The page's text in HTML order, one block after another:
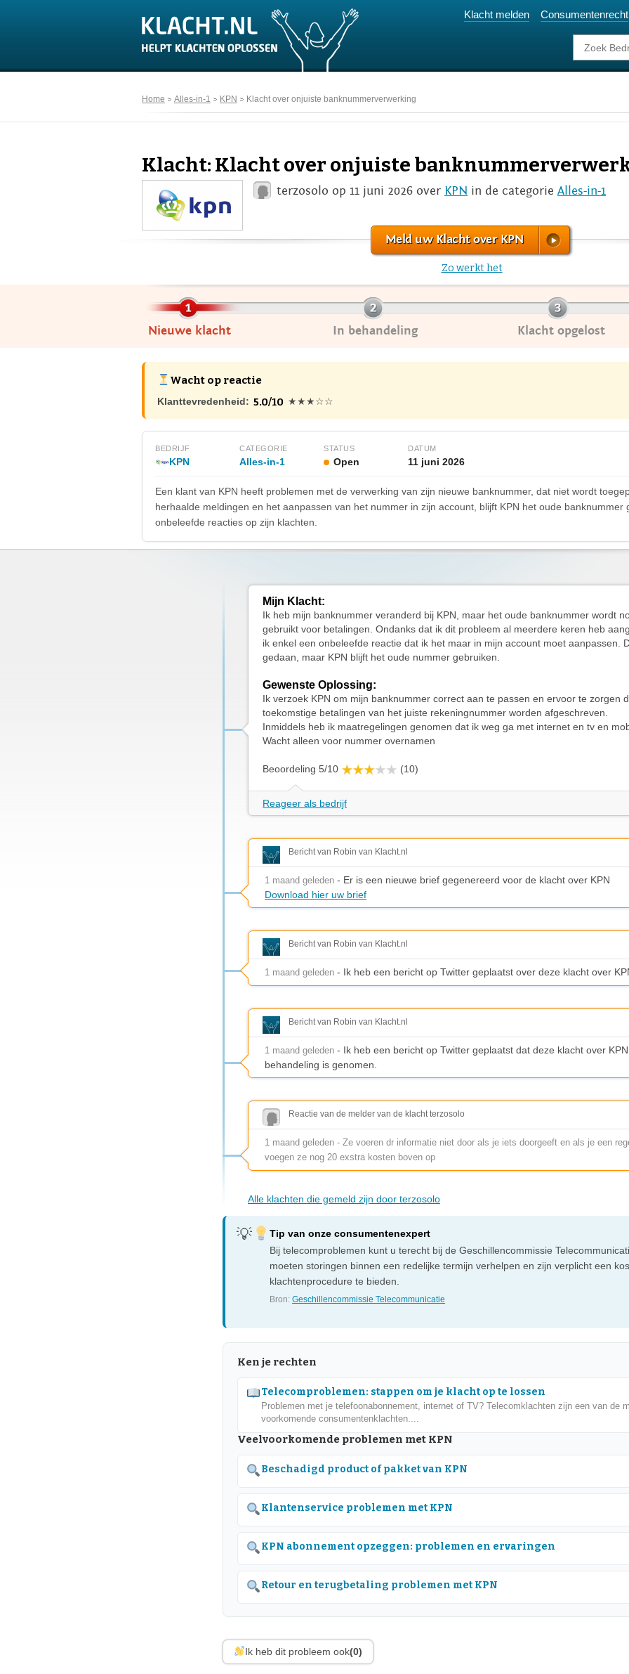
Klacht melden Consumentenrecht
Home Alles-in-1 KPN Klacht over onjuiste banknummerverwerking
Klacht: Klacht over onjuiste
terzosolo op 11 juni 2026 over KPN in de categorie Alles-in-1
Meld uw Klacht over KPN
Zo werkt het
Nieuwe klacht In behandeling Klacht opgelost
Wacht op reactie
Klanttevredenheid: 5.0/10 ★★★☆☆
BEDRIJF
KPN
CATEGORIE
Alles-in-1
STATUS
Open
DATUM
11 juni 2026
Een klant van KPN heeft problemen met de verwerking van zijn nieuwe banknummer, dat niet wordt
herhaalde meldingen en het aanpassen van het nummer in zijn account, blijft KPN het oude banknummer
onbeleefde reacties op zijn klachten.
Mijn Klacht:
Ik heb mijn banknummer veranderd bij KPN, maar het oude banknummer wordt
gebruikt voor betalingen. Ondanks dat ik dit probleem al meerdere keren heb
ik enkel een onbeleefde reactie dat ik het maar in mijn account moet aanpassen.
gedaan, maar KPN blijft het oude nummer gebruiken.
Gewenste Oplossing:
Ik verzoek KPN om mijn banknummer correct aan te passen en ervoor te zorgen
toekomstige betalingen van het juiste rekeningnummer worden afgeschreven.
Inmiddels heb ik maatregelingen genomen dat ik weg ga met internet en tv en
Wacht alleen voor nummer overnamen
Beoordeling 5/10 (10)
Reageer als bedrijf
Bericht van Robin van Klacht.nl
1 maand geleden - Er is een nieuwe brief gegenereerd voor de klacht over KPN
Download hier uw brief
Bericht van Robin van Klacht.nl
1 maand geleden - Ik heb een bericht op Twitter geplaatst over deze klacht over
Bericht van Robin van Klacht.nl
1 maand geleden - Ik heb een bericht op Twitter geplaatst dat deze klacht over
behandeling is genomen.
Reactie van de melder van de klacht terzosolo
1 maand geleden - Ze voeren dr informatie niet door als je iets doorgeeft en als je een
voegen ze nog 20 exstra kosten boven op
Alle klachten die gemeld zijn door terzosolo
Tip van onze consumentenexpert
Bij telecomproblemen kunt u terecht bij de Geschillencommissie
moeten storingen binnen een redelijke termijn verhelpen en zijn verplicht een
klachtenprocedure te bieden.
Bron:Geschillencommissie Telecommunicatie
Ken je rechten
Telecomproblemen: stappen om je klacht op te lossen
Problemen met je telefoonabonnement, internet of TV? Telecomklachten zijn een van de
voorkomende consumentenklachten....
Veelvoorkomende problemen met KPN
Beschadigd product of pakket van KPN
Klantenservice problemen met KPN
KPN abonnement opzeggen: problemen en ervaringen
Retour en terugbetaling problemen met KPN
Ik heb dit probleem ook(0)